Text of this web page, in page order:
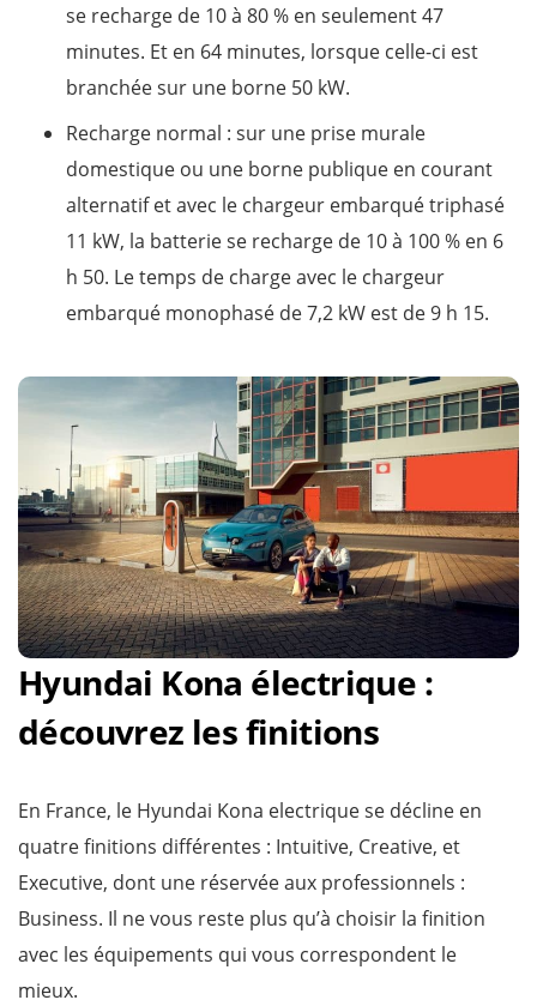
se recharge de 10 à 80 % en seulement 47
minutes. Et en 64 minutes, lorsque celle-ci est
branchée sur une borne 50 kW.
Recharge normal : sur une prise murale
domestique ou une borne publique en courant
alternatif et avec le chargeur embarqué triphasé
11 kW, la batterie se recharge de 10 à 100 % en 6
h 50. Le temps de charge avec le chargeur
embarqué monophasé de 7,2 kW est de 9 h 15.
Hyundai Kona électrique :
découvrez les finitions
En France, le Hyundai Kona electrique se décline en
quatre finitions différentes : Intuitive, Creative, et
Executive, dont une réservée aux professionnels :
Business. Il ne vous reste plus qu’à choisir la finition
avec les équipements qui vous correspondent le
mieux.